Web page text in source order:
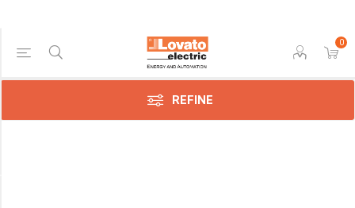
0
REFINE
Price Range